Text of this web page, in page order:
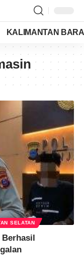
KALIMANTAN
SELATAN